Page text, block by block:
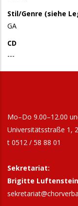
Stil/Genre (siehe
GA
CD
---
Mo–Do 9.00–12.00
Universitätsstraße 1,
t 0512 / 58 88 01
Sekretariat:
Brigitte